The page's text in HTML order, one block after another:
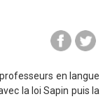
en langue
la loi Sapin puis la